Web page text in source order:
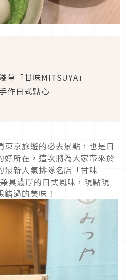
草「甘味MITSUYA」
作日式點心
東京旅遊的必去景點，也是日
好所在，這次將為大家帶來於
最新人氣排隊名店「甘味
具濃厚的日式風味，現點現
過的美味！